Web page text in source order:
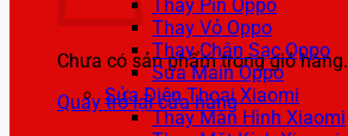
Chưa có sản phẩm trong giỏ hàng.
Quay trở lại cửa hàng
Thay Pin Oppo
Thay Vỏ Oppo
Thay Chân Sạc Oppo
Sửa Main Oppo
Sửa Điện Thoại Xiaomi
Thay Màn Hình Xiaomi